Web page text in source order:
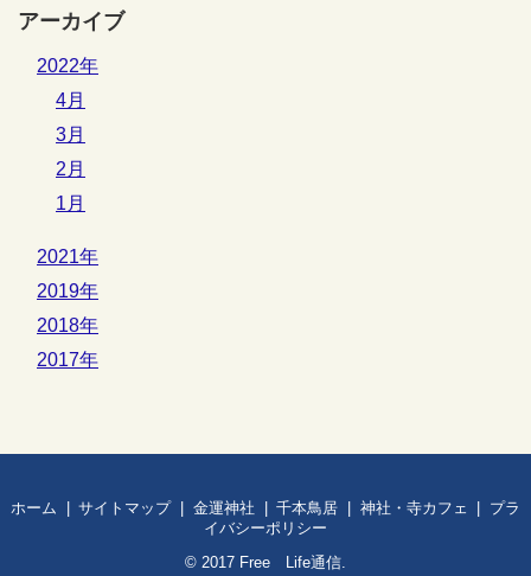
アーカイブ
2022年
4月
3月
2月
1月
2021年
2019年
2018年
2017年
ホーム サイトマップ 金運神社 千本鳥居 神社・寺カフェ
プラ
イバシーポリシー
© 2017 Free Life通信.